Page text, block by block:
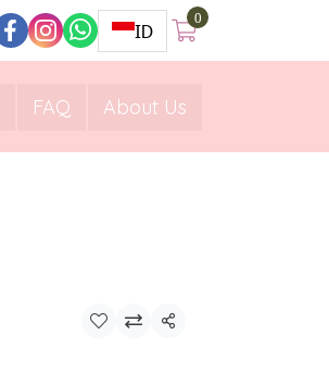
ID
0
FAQ About Us
Share